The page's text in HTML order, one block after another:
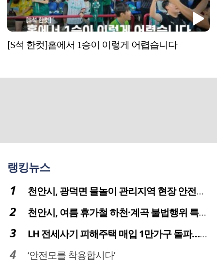
[S석 한컷]홈에서 1승이 이렇게 어렵습니다
랭킹뉴스
천안시, 광덕면 물놀이 관리지역 현장 안전점검 실시
천안시, 여름 휴가철 하천·계곡 불법행위 특별단속
LH 전세사기 피해주택 매입 1만가구 돌파…피해 인정도 4만건 넘어
‘안전모를 착용합시다’